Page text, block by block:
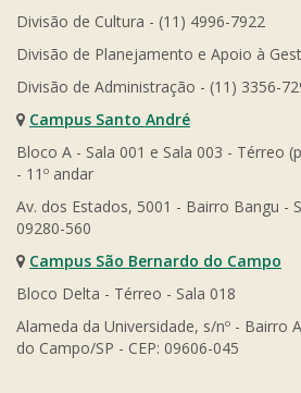
Divisão de Cultura - (11) 4996-7922
Divisão de Planejamento e Apoio à
Divisão de Administração - (11) 3356-
Campus Santo André
Bloco A - Sala 001 e Sala 003 - Térreo
- 11º andar
Av. dos Estados, 5001 - Bairro Bangu -
09280-560
Campus São Bernardo do Campo
Bloco Delta - Térreo - Sala 018
Alameda da Universidade, s/nº - Bairro
do Campo/SP - CEP: 09606-045